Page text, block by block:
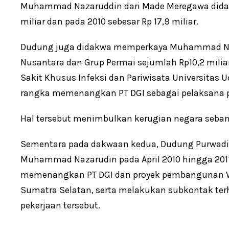
Muhammad Nazaruddin dari Made Meregawa
miliar dan pada 2010 sebesar Rp 17,9 miliar.
Dudung juga didakwa memperkaya Muhammad
Nusantara dan Grup Permai sejumlah Rp10,2
Sakit Khusus Infeksi dan Pariwisata Universitas
rangka memenangkan PT DGI sebagai pelaksana
Hal tersebut menimbulkan kerugian negara
Sementara pada dakwaan kedua, Dudung
Muhammad Nazarudin pada April 2010 hingga
memenangkan PT DGI dan proyek
Sumatra Selatan, serta melakukan subkontak
pekerjaan tersebut.